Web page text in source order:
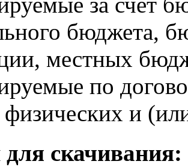
бюджета,
местных
по
физических и
скачивания: